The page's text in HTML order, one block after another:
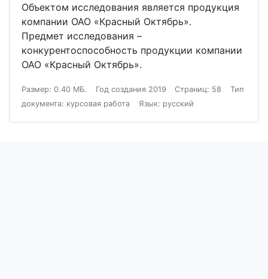
Объектом исследования является продукция
компании ОАО «Красный Октябрь».
Предмет исследования –
конкурентоспособность продукции компании
ОАО «Красный Октябрь».
Размер: 0.40 МБ. Год создания 2019 Страниц: 58
Тип
документа: курсовая работа
Язык: русский